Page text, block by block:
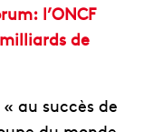
l’ONCF
de
au succès de